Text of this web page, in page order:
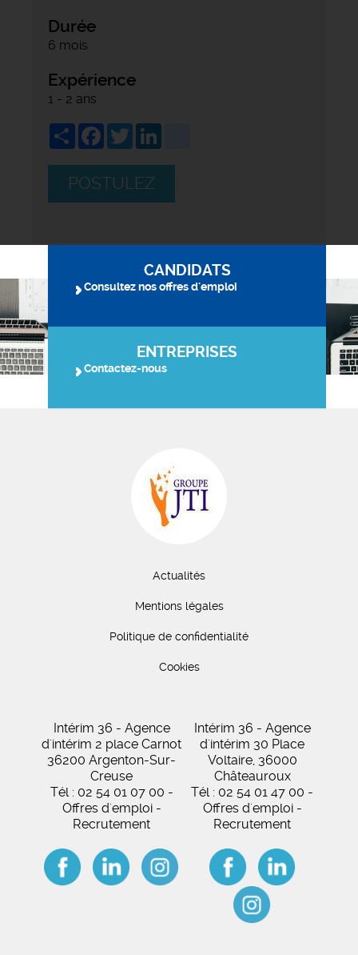
Durée
6 mois
Expérience
1 - 2 ans
ShareFacebook
Twitter
POSTULEZ
CANDIDATS
Consultez nos offres d'emploi
ENTREPRISES
Contactez-nous
Actualités
Mentions légales
Politique de confidentialité
Cookies
Intérim 36 - Agence
d'intérim 2 place Carnot
36200 Argenton-Sur-
Creuse
Tél : 02 54 01 07 00 -
Offres d'emploi -
Recrutement
Intérim 36 - Agence
d'intérim 30 Place
Voltaire, 36000
Châteauroux
Tél : 02 54 01 47 00 -
Offres d'emploi -
Recrutement